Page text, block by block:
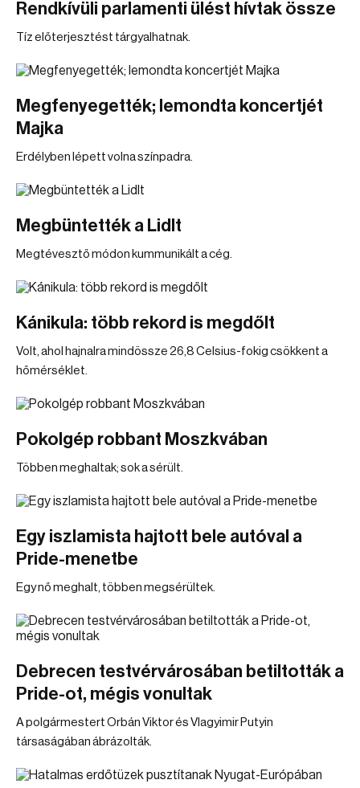
Rendkívüli parlamenti ülést hívtak össze
Tíz előterjesztést tárgyalhatnak.
Megfenyegették; lemondta koncertjét
Majka
Erdélyben lépett volna színpadra.
Megbüntették a Lidlt
Megtévesztő módon kummunikált a cég.
Kánikula: több rekord is megdőlt
Volt, ahol hajnalra mindössze 26,8 Celsius-fokig csökkent a
hőmérséklet.
Pokolgép robbant Moszkvában
Többen meghaltak; sok a sérült.
Egy iszlamista hajtott bele autóval a
Pride-menetbe
Egy nő meghalt, többen megsérültek.
Debrecen testvérvárosában betiltották a
Pride-ot, mégis vonultak
A polgármestert Orbán Viktor és Vlagyimir Putyin
társaságában ábrázolták.